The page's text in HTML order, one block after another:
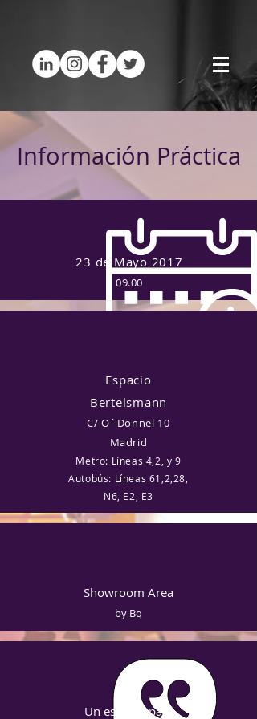
23 de Mayo 2017
09.00
Espacio
Bertelsmann
C/ O`Donnel 10
Madrid
Metro: Líneas 4,2, y 9
Autobús: Líneas 61,2,28,
N6, E2, E3
Showroom Area
by Bq
Un espacio para
Información Práctica